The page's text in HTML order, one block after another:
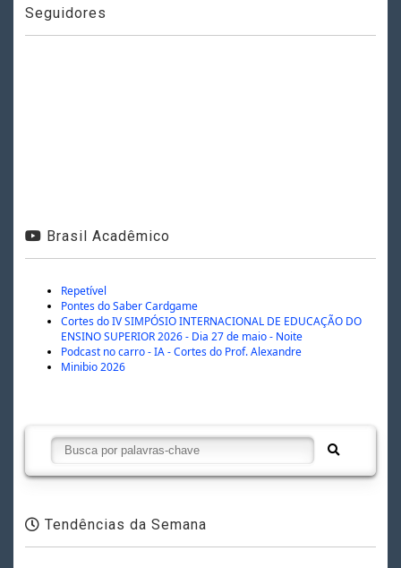
Seguidores
Brasil Acadêmico
Repetível
Pontes do Saber Cardgame
Cortes do IV SIMPÓSIO INTERNACIONAL DE EDUCAÇÃO DO
ENSINO SUPERIOR 2026 - Dia 27 de maio - Noite
Podcast no carro - IA - Cortes do Prof. Alexandre
Minibio 2026
Tendências da Semana